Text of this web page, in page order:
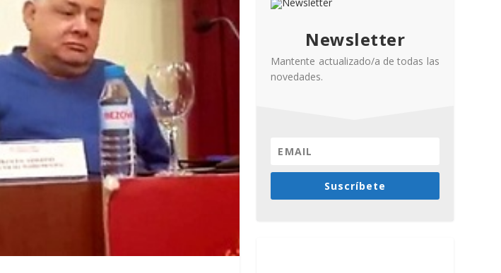
Newsletter
Mantente actualizado/a de todas las
novedades.
Suscríbete